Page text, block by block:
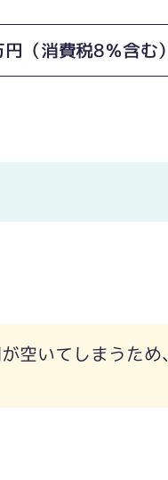
（消費税8％含む）
空いてしまうため、